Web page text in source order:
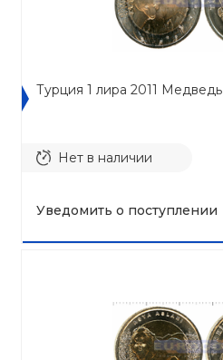
Турция 1 лира 2011 Медведь
Нет в наличии
Уведомить о поступлении